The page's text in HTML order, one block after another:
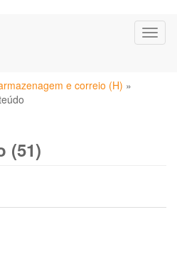
e correio (H) »
(51)